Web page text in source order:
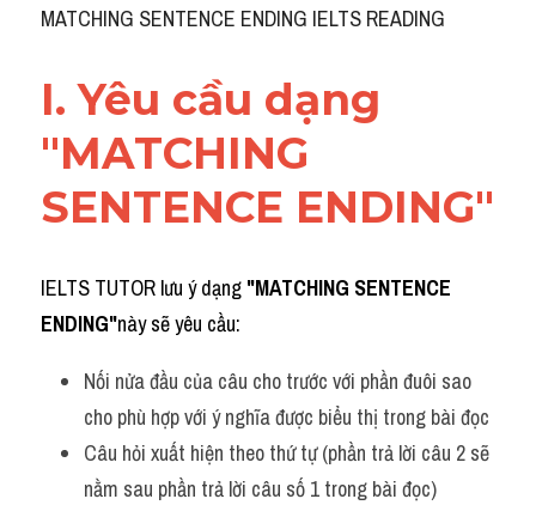
Cách paraphrase
Part 2
Noun
Cấu trúc câu
Giải đề THPT
Report đề thi thật IELTS GENERAL
Đề thi thật Task 1
MATCHING SENTENCE ENDING IELTS READING
I. Yêu cầu dạng
"MATCHING
SENTENCE ENDING"
IELTS TUTOR lưu ý dạng "MATCHING SENTENCE
ENDING"này sẽ yêu cầu:
Nối nửa đầu của câu cho trước với phần đuôi sao
cho phù hợp với ý nghĩa được biểu thị trong bài đọc
Câu hỏi xuất hiện theo thứ tự (phần trả lời câu 2 sẽ
nằm sau phần trả lời câu số 1 trong bài đọc)